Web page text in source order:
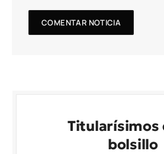
Titularísimos
bolsillo